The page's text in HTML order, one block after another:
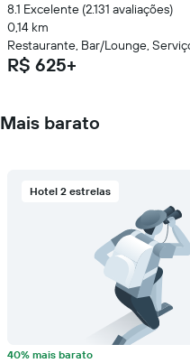
8.1 Excelente (2.131 avaliações)
0,14 km
Restaurante, Bar/Lounge,
R$ 625+
Mais barato
Hotel 2 estrelas
40% mais barato